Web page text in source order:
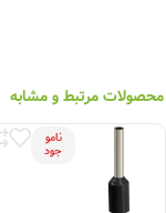
محصولات مرتبط و مشابه
نامو
جود